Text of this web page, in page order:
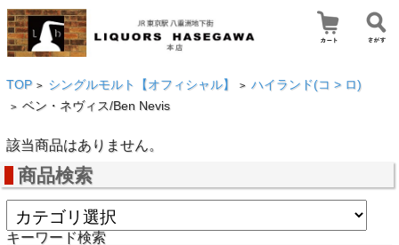
TOP > シングルモルト【オフィシャル】 > ハイランド(コ > ロ)
> ベン・ネヴィス/Ben Nevis
該当商品はありません。
商品検索
キーワード検索